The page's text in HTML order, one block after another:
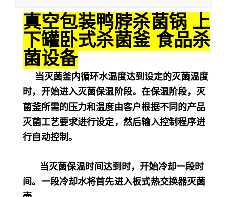
真空包装鸭脖杀菌锅 上
下罐卧式杀菌釜 食品杀
菌设备
当灭菌釜内循环水温度达到设定的灭菌温度
时，开始进入灭菌保温阶段。在保温阶段，灭
菌釜所需的压力和温度由客户根据不同的产品
灭菌工艺要求进行设定，然后输入控制程序进
行自动控制。
当灭菌保温时间达到时，开始冷却一段时
间。一段冷却水将首先进入板式热交换器灭菌